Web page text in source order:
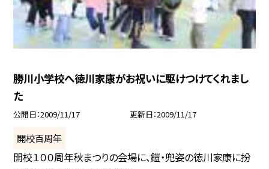
勝川小学校へ徳川家康がお祝いに駆けつけてくれまし
た
公開日 2009/11/17 更新日 2009/11/17
開校百周年
開校１００周年秋まつりの会場に、鎧・兜姿の徳川家康に扮